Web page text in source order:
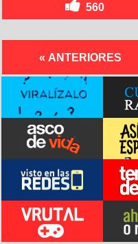
560
« ANTERIORES